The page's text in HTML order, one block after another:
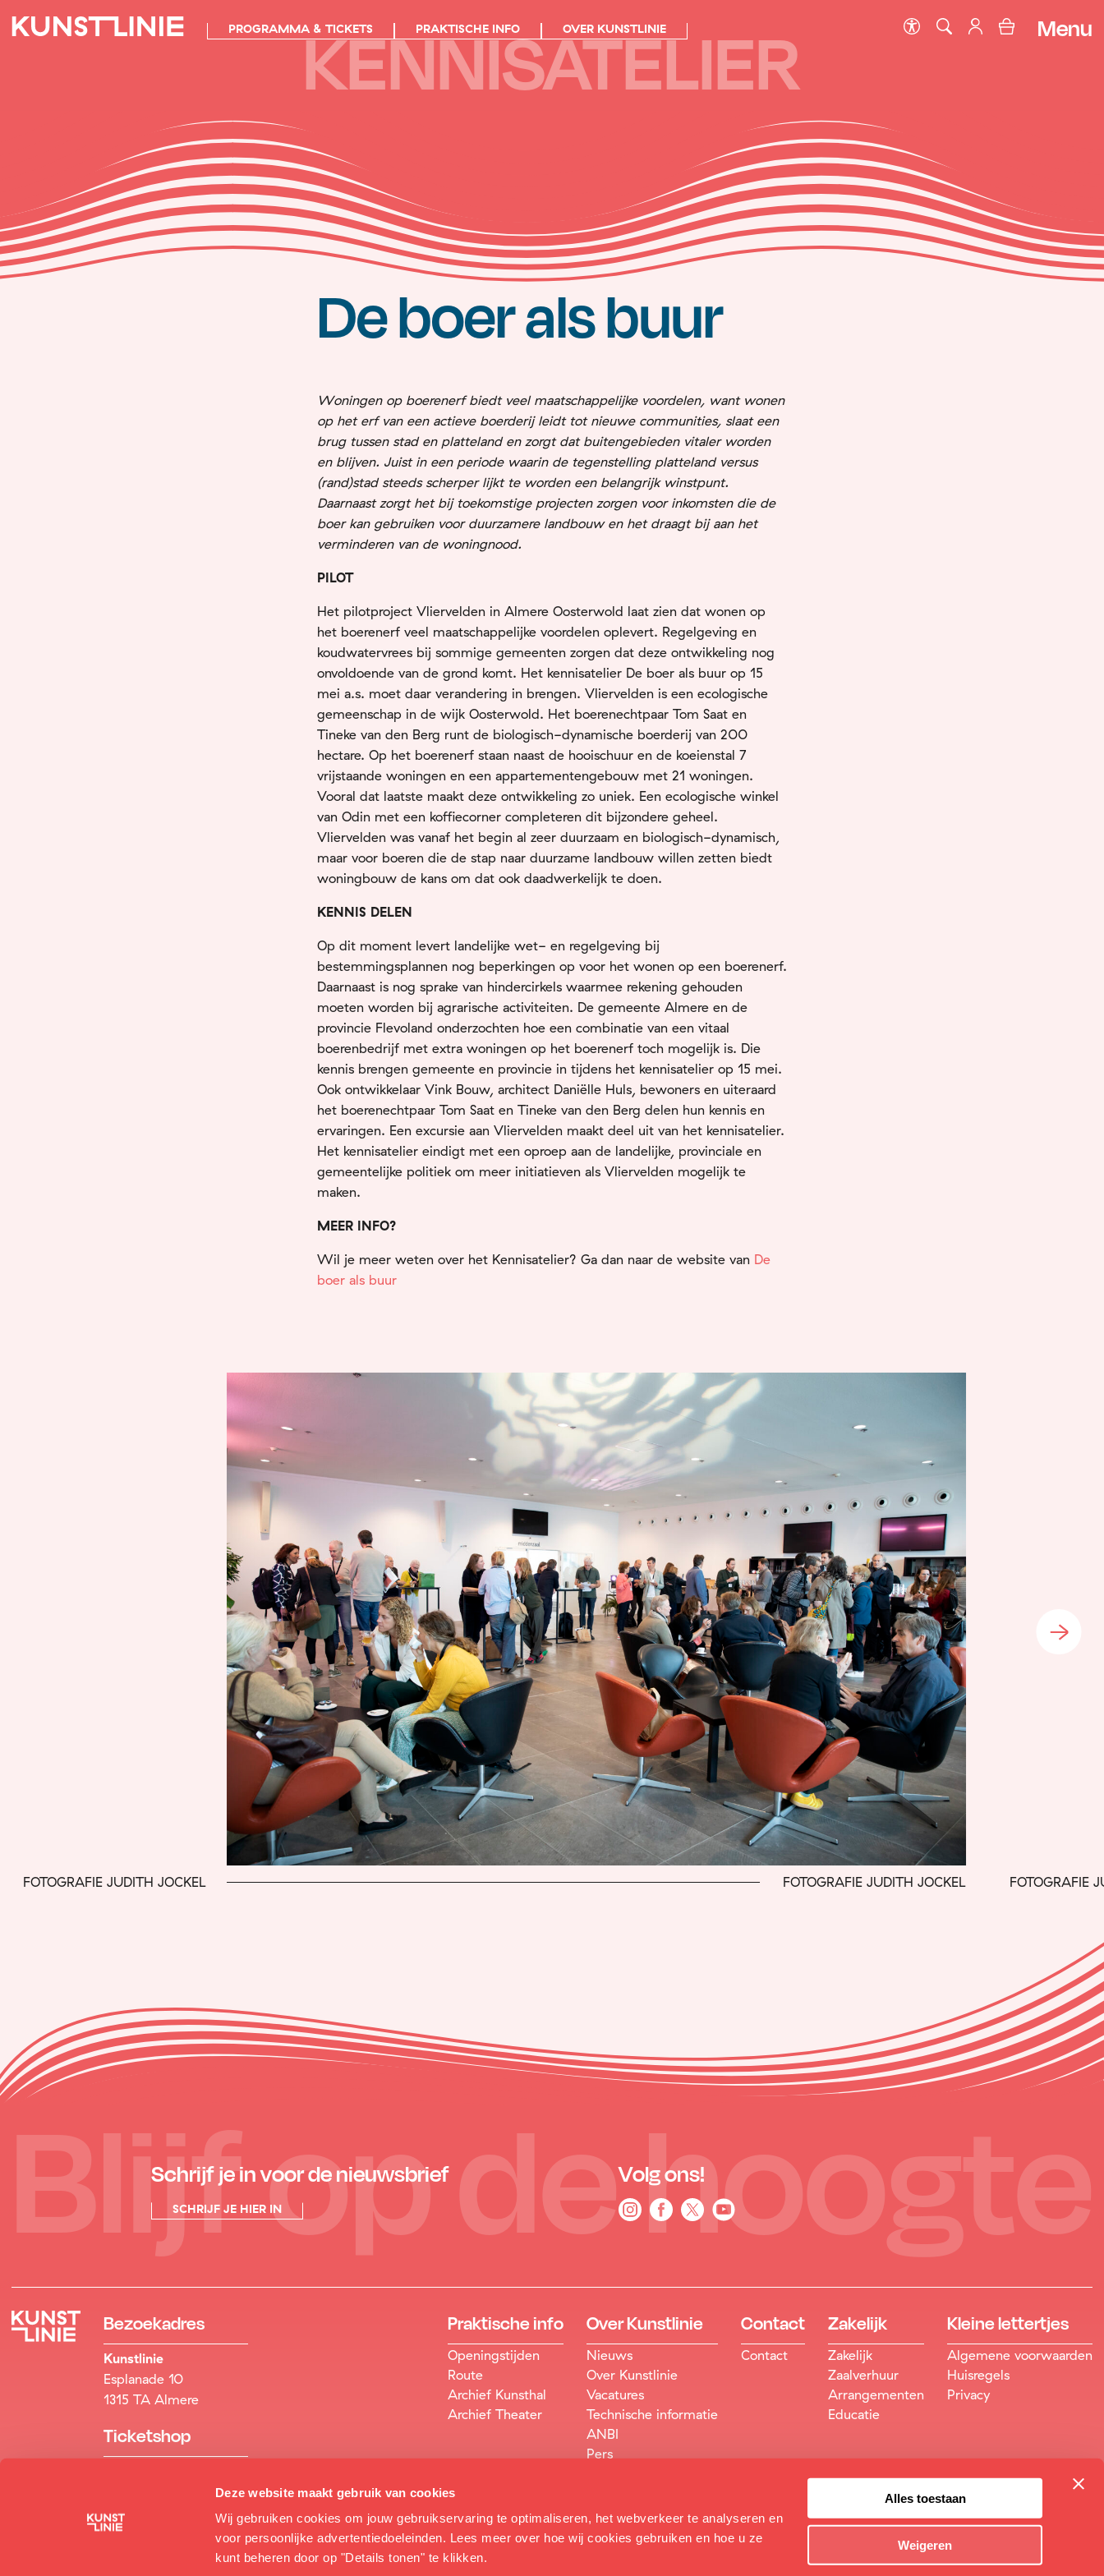
Deze website maakt gebruik van cookies
Wij gebruiken cookies om jouw gebruikservaring te optimaliseren, het webverkeer te analyseren en
voor persoonlijke advertentiedoeleinden. Lees meer over hoe wij cookies gebruiken en hoe u ze
kunt beheren door op "Details tonen" te klikken.
Alles toestaan
Weigeren
PROGRAMMA & TICKETS PRAKTISCHE INFO OVER KUNSTLINIE Menu
KENNISATELIER
De boer als buur
Woningen op boerenerf biedt veel maatschappelijke voordelen, want wonen
op het erf van een actieve boerderij leidt tot nieuwe communities, slaat een
brug tussen stad en platteland en zorgt dat buitengebieden vitaler worden
en blijven. Juist in een periode waarin de tegenstelling platteland versus
(rand)stad steeds scherper lijkt te worden een belangrijk winstpunt.
Daarnaast zorgt het bij toekomstige projecten zorgen voor inkomsten die de
boer kan gebruiken voor duurzamere landbouw en het draagt bij aan het
verminderen van de woningnood.
PILOT
Het pilotproject Vliervelden in Almere Oosterwold laat zien dat wonen op
het boerenerf veel maatschappelijke voordelen oplevert. Regelgeving en
koudwatervrees bij sommige gemeenten zorgen dat deze ontwikkeling nog
onvoldoende van de grond komt. Het kennisatelier De boer als buur op 15
mei a.s. moet daar verandering in brengen. Vliervelden is een ecologische
gemeenschap in de wijk Oosterwold. Het boerenechtpaar Tom Saat en
Tineke van den Berg runt de biologisch-dynamische boerderij van 200
hectare. Op het boerenerf staan naast de hooischuur en de koeienstal 7
vrijstaande woningen en een appartementengebouw met 21 woningen.
Vooral dat laatste maakt deze ontwikkeling zo uniek. Een ecologische winkel
van Odin met een koffiecorner completeren dit bijzondere geheel.
Vliervelden was vanaf het begin al zeer duurzaam en biologisch-dynamisch,
maar voor boeren die de stap naar duurzame landbouw willen zetten biedt
woningbouw de kans om dat ook daadwerkelijk te doen.
KENNIS DELEN
Op dit moment levert landelijke wet- en regelgeving bij
bestemmingsplannen nog beperkingen op voor het wonen op een boerenerf.
Daarnaast is nog sprake van hindercirkels waarmee rekening gehouden
moeten worden bij agrarische activiteiten. De gemeente Almere en de
provincie Flevoland onderzochten hoe een combinatie van een vitaal
boerenbedrijf met extra woningen op het boerenerf toch mogelijk is. Die
kennis brengen gemeente en provincie in tijdens het kennisatelier op 15 mei.
Ook ontwikkelaar Vink Bouw, architect Daniëlle Huls, bewoners en uiteraard
het boerenechtpaar Tom Saat en Tineke van den Berg delen hun kennis en
ervaringen. Een excursie aan Vliervelden maakt deel uit van het kennisatelier.
Het kennisatelier eindigt met een oproep aan de landelijke, provinciale en
gemeentelijke politiek om meer initiatieven als Vliervelden mogelijk te
maken.
MEER INFO?
Wil je meer weten over het Kennisatelier? Ga dan naar de website van De
boer als buur
FOTOGRAFIE JUDITH JOCKEL FOTOGRAFIE JUDITH JOCKEL FOTOGRAFIE
Blijf op de hoogte
Schrijf je in voor de nieuwsbrief
SCHRIJF JE HIER IN
Volg ons!
Bezoekadres
Kunstlinie
Esplanade 10
1315 TA Almere
Ticketshop
ticketshop@kunstlinie.nl
Receptie
Praktische info
Openingstijden
Route
Archief Kunsthal
Archief Theater
Over Kunstlinie
Nieuws
Over Kunstlinie
Vacatures
Technische informatie
ANBI
Pers
Contact
Contact
Zakelijk
Zakelijk
Zaalverhuur
Arrangementen
Educatie
Kleine lettertjes
Algemene voorwaarden
Huisregels
Privacy